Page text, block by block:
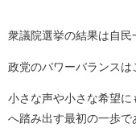
衆議院選挙の結果は自民
政党のパワーバランスは
小さな声や小さな希望
へ踏み出す最初の一歩で